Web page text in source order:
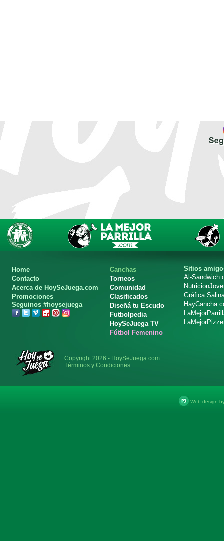
Home
Contacto
Acerca de HoySeJuega.com
Promociones
Seguinos #hoysejuega
Canchas
Torneos
Comunidad
Clasificados
Diseñá tu Escudo
Futbolpedia
HoySeJuega TV
Fútbol Femenino
Sitios
Al-
Gráfica
Copyright 2026 - HoySeJuega.com
Términos y Condiciones
Web design